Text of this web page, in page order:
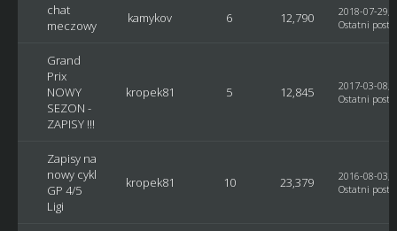
chat
meczowy
kamykov 6 12,790
2018-07-29,
Ostatni post
Grand
Prix
NOWY
SEZON -
ZAPISY !!!
kropek81 5 12,845
2017-03-08,
Ostatni post
Zapisy na
nowy cykl
GP 4/5
Ligi
kropek81 10 23,379
2016-08-03,
Ostatni post